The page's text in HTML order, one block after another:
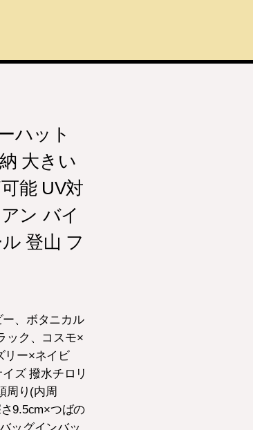
ハット
大きい
能 UV対
ン バイ
登山 フ
、ボタニカル
ック、コスモ×
リー×ネイビ
ズ 撥水チロリ
周り(内周
9.5cm×つばの
ッグインバッ